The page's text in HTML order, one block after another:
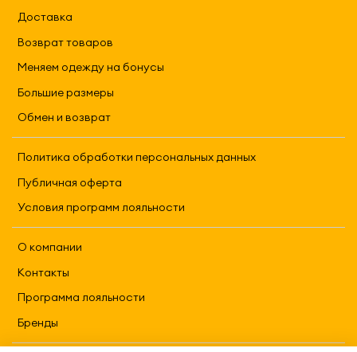
Доставка
Возврат товаров
Меняем одежду на бонусы
Большие размеры
Обмен и возврат
Политика обработки персональных данных
Публичная оферта
Условия программ лояльности
О компании
Контакты
Программа лояльности
Бренды